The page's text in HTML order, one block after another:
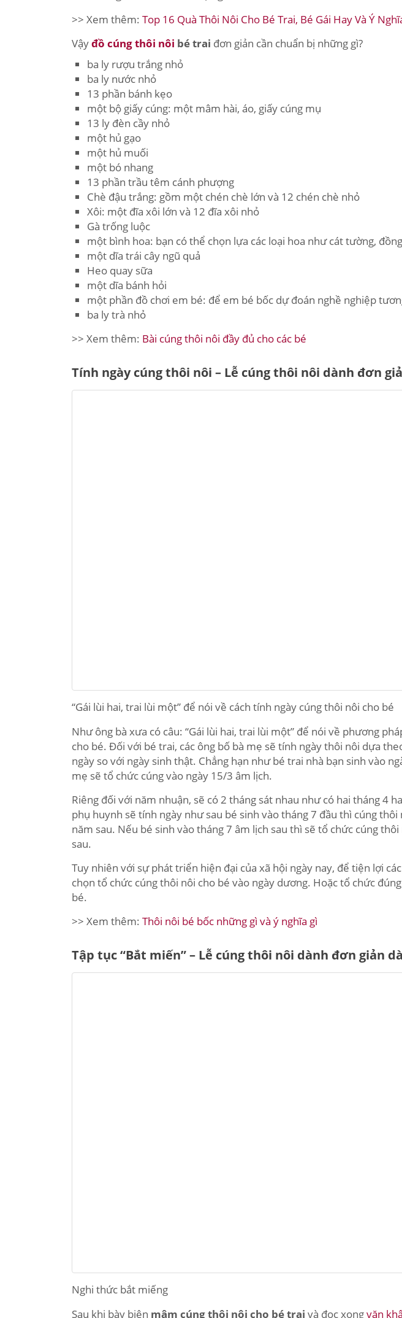
>> Xem thêm: Top 16 Quà Thôi Nôi Cho Bé Trai, Bé Gái Hay Và Ý
Vậyđồ cúng thôi nôi bé trai đơn giản cần chuẩn bị những gì?
ba ly rượu trắng nhỏ
ba ly nước nhỏ
13 phần bánh kẹo
một bộ giấy cúng: một mâm hài, áo, giấy cúng mụ
13 ly đèn cầy nhỏ
một hủ gạo
một hủ muối
một bó nhang
13 phần trầu têm cánh phượng
Chè đậu trắng: gồm một chén chè lớn và 12 chén chè nhỏ
Xôi: một đĩa xôi lớn và 12 đĩa xôi nhỏ
Gà trống luộc
một bình hoa: bạn có thể chọn lựa các loại hoa như cát tường,
một dĩa trái cây ngũ quả
Heo quay sữa
một dĩa bánh hỏi
một phần đồ chơi em bé: để em bé bốc dự đoán nghề nghiệp
ba ly trà nhỏ
>> Xem thêm: Bài cúng thôi nôi đầy đủ cho các bé
Tính ngày cúng thôi nôi – Lễ cúng thôi nôi dành đơn
“Gái lùi hai, trai lùi một” để nói về cách tính ngày cúng thôi nôi cho bé
Như ông bà xưa có câu: “Gái lùi hai, trai lùi một” để nói về phương
cho bé. Đối với bé trai, các ông bố bà mẹ sẽ tính ngày thôi nôi dựa
ngày so với ngày sinh thật. Chẳng hạn như bé trai nhà bạn sinh vào
mẹ sẽ tổ chức cúng vào ngày 15/3 âm lịch.
Riêng đối với năm nhuận, sẽ có 2 tháng sát nhau như có hai tháng 4
phụ huynh sẽ tính ngày như sau bé sinh vào tháng 7 đầu thì cúng
năm sau. Nếu bé sinh vào tháng 7 âm lịch sau thì sẽ tổ chức cúng
sau.
Tuy nhiên với sự phát triển hiện đại của xã hội ngày nay, để tiện lợi
chọn tổ chức cúng thôi nôi cho bé vào ngày dương. Hoặc tổ chức
bé.
>> Xem thêm: Thôi nôi bé bốc những gì và ý nghĩa gì
Tập tục “Bắt miến” – Lễ cúng thôi nôi dành đơn giản
Nghi thức bắt miếng
Sau khi bày biện mâm cúng thôi nôi cho bé trai và đọc xongvăn